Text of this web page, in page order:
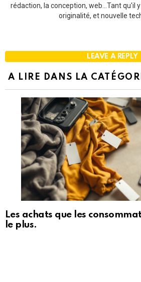
rédaction, la conception, web...Tant qu'il
originalité, et nouvelle
LEAVE A REPLY
A LIRE DANS LA
Les achats que les
le plus.